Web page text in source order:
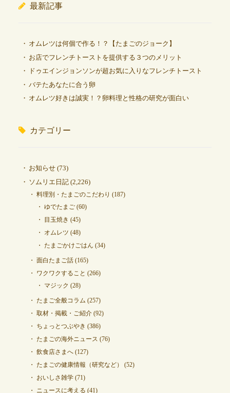
最新記事
オムレツは何個で作る！？【たまごのジョーク】
お店でフレンチトーストを提供する３つのメリット
ドゥエインジョンソンが超お気に入りなフレンチトースト
バテたあなたに合う卵
オムレツ好きは誠実！？卵料理と性格の研究が面白い
カテゴリー
お知らせ(73)
ソムリエ日記(2,226)
料理別・たまごのこだわり (187)
ゆでたまご(60)
目玉焼き (45)
オムレツ (48)
たまごかけごはん (34)
面白たまご話(165)
ワクワクすること (266)
マジック (28)
たまご全般コラム (257)
取材・掲載・ご紹介(92)
ちょっとつぶやき (386)
たまごの海外ニュース (76)
飲食店さまへ(127)
たまごの健康情報（研究など）
(52)
おいしさ雑学(71)
ニュースに考える (41)